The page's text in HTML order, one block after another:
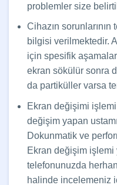
problemler size
Cihazın
bilgisi verilmektedir.
için spesifik
ekran sökülür sonra
da partiküller varsa
Ekran değişimi
değişim yapan
Dokunmatik ve
Ekran değişim işlemi
telefonunuzda
halinde incelemeniz